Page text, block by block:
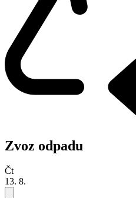
Zvoz odpadu
Čt
13. 8.